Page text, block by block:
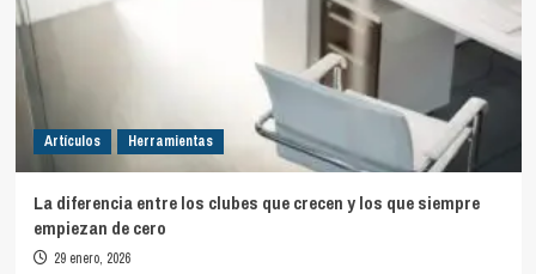
Artículos Herramientas
La diferencia entre los clubes que crecen y los que siempre
empiezan de cero
29 enero, 2026